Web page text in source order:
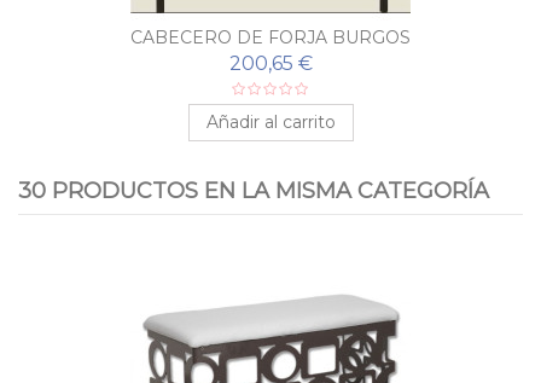
CABECERO DE FORJA BURGOS
200,65 €
Añadir al carrito
30 PRODUCTOS EN LA MISMA CATEGORÍA